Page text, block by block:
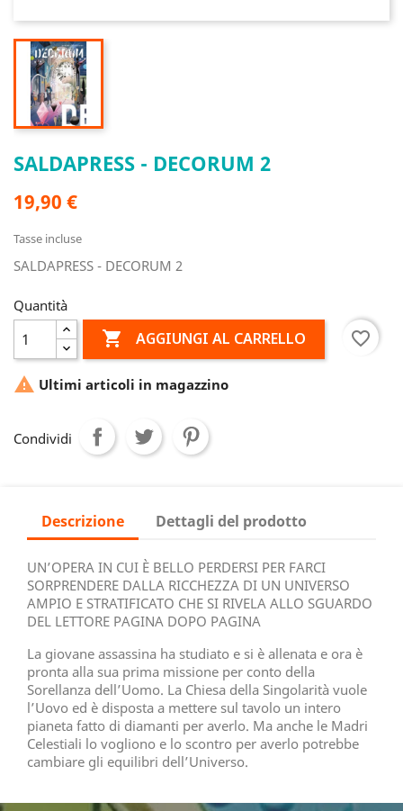
SALDAPRESS - DECORUM 2
19,90 €
Tasse incluse
SALDAPRESS - DECORUM 2
Quantità
 AGGIUNGI AL CARRELLO favorite_border
 Ultimi articoli in magazzino
Condividi
Descrizione Dettagli del prodotto
UN’OPERA IN CUI È BELLO PERDERSI PER FARCI
SORPRENDERE DALLA RICCHEZZA DI UN UNIVERSO
AMPIO E STRATIFICATO CHE SI RIVELA ALLO SGUARDO
DEL LETTORE PAGINA DOPO PAGINA
La giovane assassina ha studiato e si è allenata e ora è
pronta alla sua prima missione per conto della
Sorellanza dell’Uomo. La Chiesa della Singolarità vuole
l’Uovo ed è disposta a mettere sul tavolo un intero
pianeta fatto di diamanti per averlo. Ma anche le Madri
Celestiali lo vogliono e lo scontro per averlo potrebbe
cambiare gli equilibri dell’Universo.